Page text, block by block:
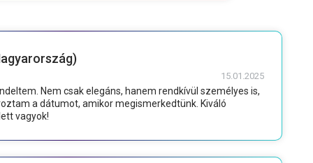
15.01.2025
Nem csak elegáns, hanem rendkívül személyes is,
a dátumot, amikor megismerkedtünk. Kiváló
vagyok!